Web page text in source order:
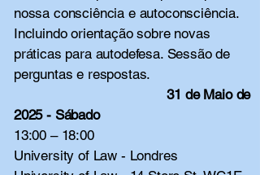
nossa consciência e autoconsciência.
Incluindo orientação sobre novas
práticas para autodefesa. Sessão de
perguntas e respostas.
​31 de Maio de
2025 - Sábado
13:00 – 18:00
University of Law - Londres